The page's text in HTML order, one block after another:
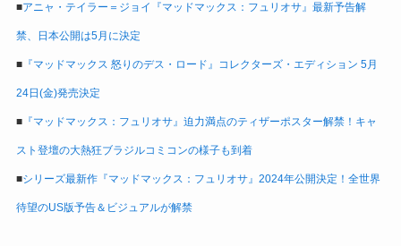
■アニャ・テイラー＝ジョイ『マッドマックス：フュリオサ』最新予告解
禁、日本公開は5月に決定
■『マッドマックス 怒りのデス・ロード』コレクターズ・エディション 5月
24日(金)発売決定
■『マッドマックス：フュリオサ』迫力満点のティザーポスター解禁！キャ
スト登壇の大熱狂ブラジルコミコンの様子も到着
■シリーズ最新作『マッドマックス：フュリオサ』2024年公開決定！全世界
待望のUS版予告＆ビジュアルが解禁